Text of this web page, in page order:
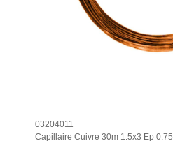
03204011
Capillaire Cuivre 30m 1.5x3 Ep 0.75